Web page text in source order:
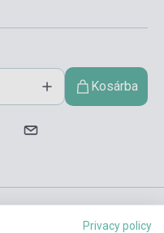
Kosárba
Privacy policy